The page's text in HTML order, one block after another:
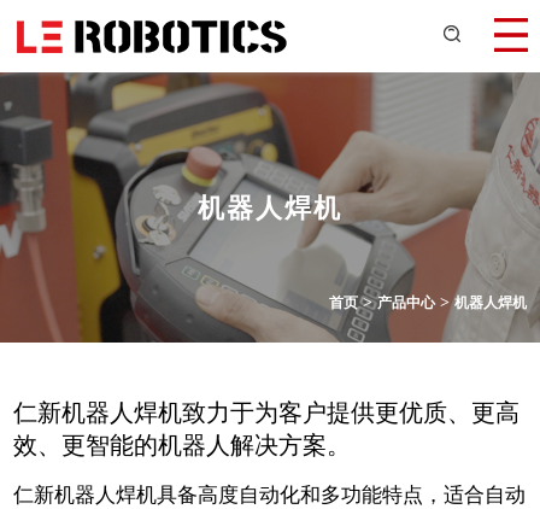
机器人焊机
首页>产品中心>机器人焊机
仁新机器人焊机致力于为客户提供更优质、更高
效、更智能的机器人解决方案。
仁新机器人焊机具备高度自动化和多功能特点，适合自动